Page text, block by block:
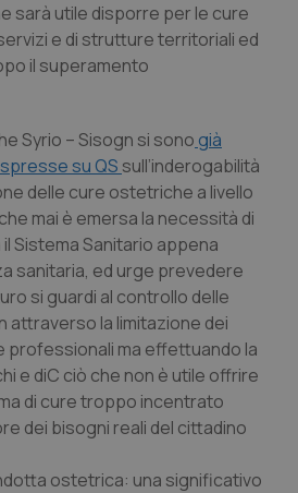
sarà utile disporre per le cure
e di strutture territoriali ed
il superamento
Syrio – Sisogn si sono già
su QS sull’inderogabilità
delle cure ostetriche a livello
mai è emersa la necessità di
Sistema Sanitario appena
sanitaria, ed urge prevedere
si guardi al controllo delle
attraverso la limitazione dei
professionali ma effettuando la
e diC ciò che non è utile offrire
di cure troppo incentrato
dei bisogni reali del cittadino
ostetrica: una significativo